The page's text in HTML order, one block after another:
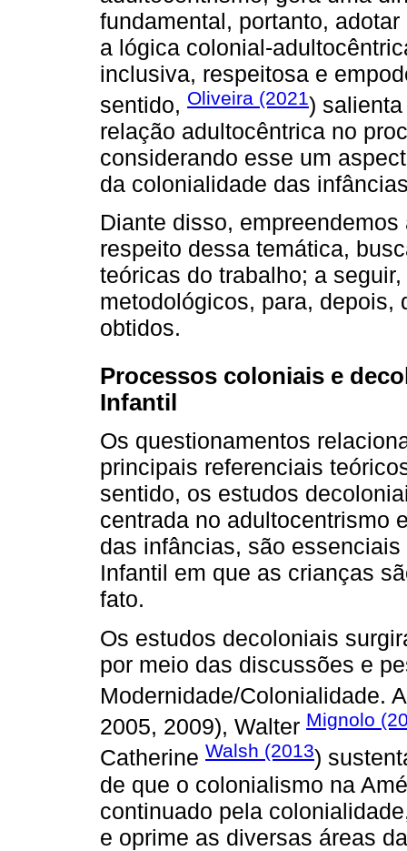
fundamental, portanto,
a lógica colonial-
inclusiva, respeitosa e
sentido, Oliveira (2021)
relação adultocêntrica no
considerando esse um
da colonialidade das
Diante disso,
respeito dessa temática,
teóricas do trabalho; a
metodológicos, para, depois,
obtidos.
Processos coloniais e
Infantil
Os questionamentos
principais referenciais
sentido, os estudos
centrada no adultocentrismo
das infâncias, são
Infantil em que as crianças
fato.
Os estudos decoloniais
por meio das discussões e
Modernidade/Colonialidade.
2005, 2009), Walter Mignolo
Catherine Walsh (2013)
de que o colonialismo na
continuado pela
e oprime as diversas áreas